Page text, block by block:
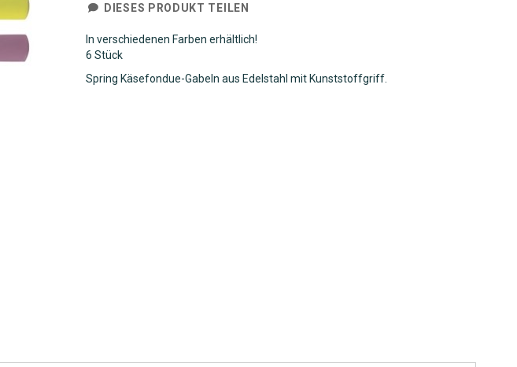
DIESES PRODUKT TEILEN
In verschiedenen Farben erhältlich!
6 Stück
Spring Käsefondue-Gabeln aus Edelstahl mit Kunststoffgriff.